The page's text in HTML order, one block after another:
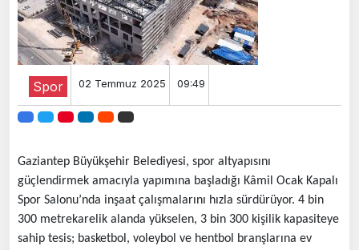
Spor 02 Temmuz 2025 09:49
Gaziantep Büyükşehir Belediyesi, spor altyapısını
güçlendirmek amacıyla yapımına başladığı Kâmil Ocak Kapalı
Spor Salonu’nda inşaat çalışmalarını hızla sürdürüyor. 4 bin
300 metrekarelik alanda yükselen, 3 bin 300 kişilik kapasiteye
sahip tesis; basketbol, voleybol ve hentbol branşlarına ev